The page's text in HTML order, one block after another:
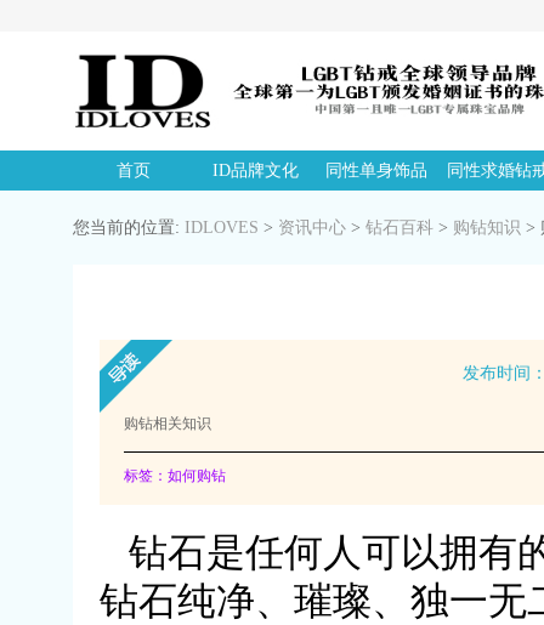
首页 ID品牌文化 同性单身饰品 同性求婚钻
您当前的位置: IDLOVES > 资讯中心 > 钻石百科 > 购钻知识 >
发布时间
购钻相关知识
标签：如何购钻
钻石是任何人可以拥有
钻石纯净、璀璨、独一